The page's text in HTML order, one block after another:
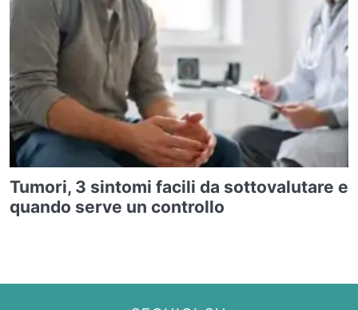
Tumori, 3 sintomi facili da sottovalutare e
quando serve un controllo